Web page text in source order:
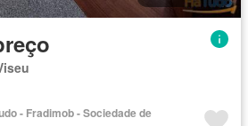
- Fradimob - Sociedade de